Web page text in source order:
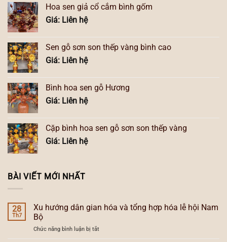
Hoa sen giả cổ cắm bình gốm
Giá: Liên hệ
Sen gỗ sơn son thếp vàng bình cao
Giá: Liên hệ
Bình hoa sen gỗ Hương
Giá: Liên hệ
Cặp bình hoa sen gỗ sơn son thếp vàng
Giá: Liên hệ
BÀI VIẾT MỚI NHẤT
28
Th7
Xu hướng dân gian hóa và tổng hợp hóa lễ hội Nam
Bộ
Chức năng bình luận bị tắtở
Xu